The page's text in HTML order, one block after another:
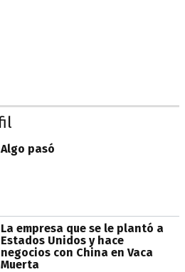
Algo pasó
La empresa que se le plantó a
Estados Unidos y hace
negocios con China en Vaca
Muerta